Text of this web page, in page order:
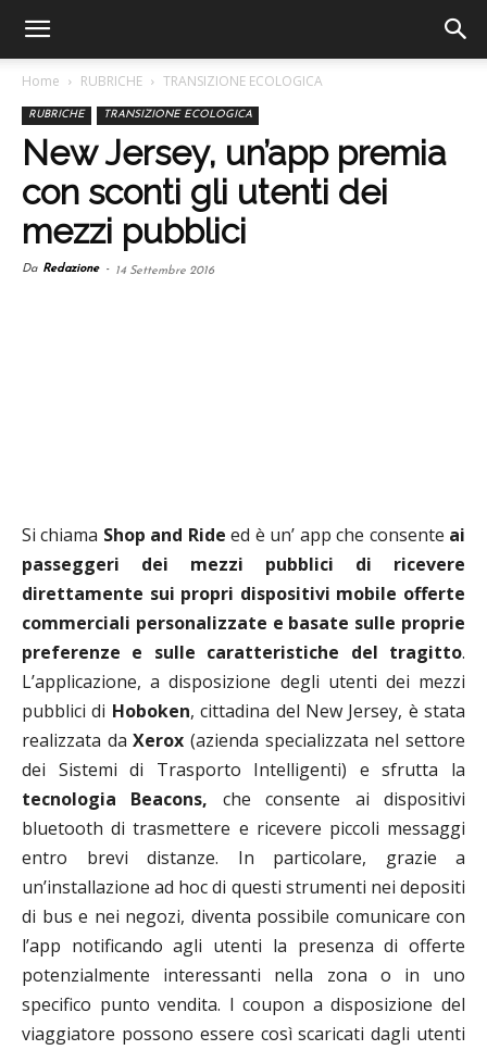
Home RUBRICHE TRANSIZIONE ECOLOGICA
RUBRICHE TRANSIZIONE ECOLOGICA
New Jersey, un’app premia
con sconti gli utenti dei
mezzi pubblici
Da Redazione - 14 Settembre 2016
Si chiama Shop and Ride ed è un’ app che consente ai
passeggeri dei mezzi pubblici di ricevere
direttamente sui propri dispositivi mobile offerte
commerciali personalizzate e basate sulle proprie
preferenze e sulle caratteristiche del tragitto.
L’applicazione, a disposizione degli utenti dei mezzi
pubblici di Hoboken, cittadina del New Jersey, è stata
realizzata da Xerox (azienda specializzata nel settore
dei Sistemi di Trasporto Intelligenti) e sfrutta la
tecnologia
Beacons, che consente ai dispositivi
bluetooth di trasmettere e ricevere piccoli messaggi
entro brevi distanze. In particolare, grazie a
un’installazione ad hoc di questi strumenti nei depositi
di bus e nei negozi, diventa possibile comunicare con
l’app notificando agli utenti la presenza di offerte
potenzialmente interessanti nella zona o in uno
specifico punto vendita. I coupon a disposizione del
viaggiatore possono essere così scaricati dagli utenti